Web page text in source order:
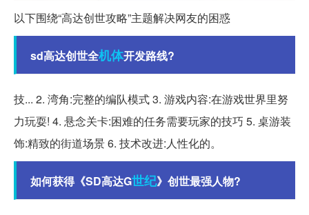
以下围绕“高达创世攻略”主题解决网友的困惑
sd高达创世全机体开发路线?
技... 2. 湾角:完整的编队模式 3. 游戏内容:在游戏世界里努
力玩耍! 4. 悬念关卡:困难的任务需要玩家的技巧 5. 桌游装
饰:精致的街道场景 6. 技术改进:人性化的。
如何获得《SD高达G世纪》创世最强人物?